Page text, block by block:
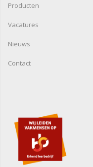
Producten
Vacatures
Nieuws
Contact